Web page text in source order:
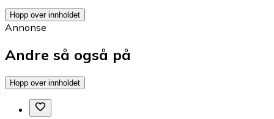
Hopp over innholdet
Annonse
Andre så også på
Hopp over innholdet